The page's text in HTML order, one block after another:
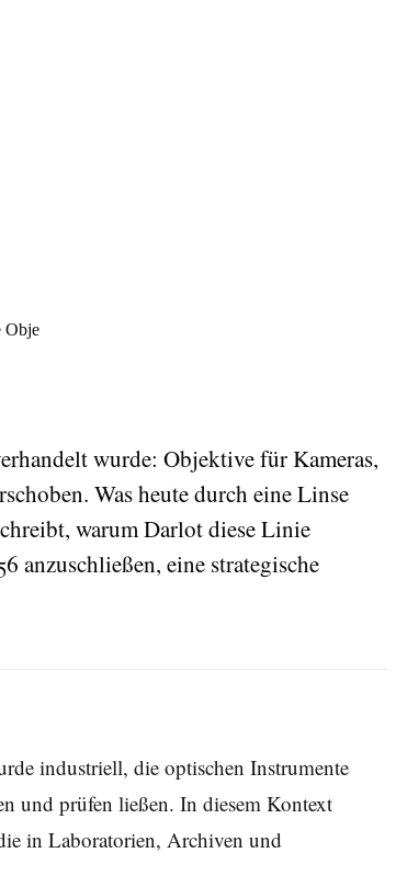
Obje
Was heute durch eine Linse
warum Darlot diese Linie
anzuschließen, eine strategische
industriell, die optischen Instrumente
und prüfen ließen. In diesem Kontext
in Laboratorien, Archiven und